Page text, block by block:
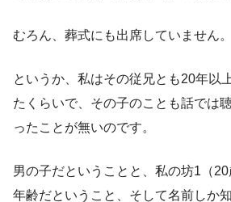
むろん、葬式にも出席していません。
というか、私はその従兄とも20年以
たくらいで、その子のことも話では
ったことが無いのです。
男の子だということと、私の坊1（
年齢だということ、そして名前しか